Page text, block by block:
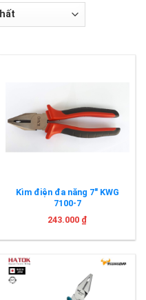
Kìm điện đa năng 7″ KWG
7100-7
243.000 ₫